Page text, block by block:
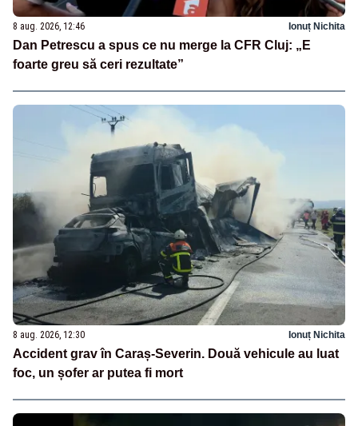
8 aug. 2026, 12:46 Ionuț Nichita
Dan Petrescu a spus ce nu merge la CFR Cluj: „E
foarte greu să ceri rezultate”
8 aug. 2026, 12:30 Ionuț Nichita
Accident grav în Caraș-Severin. Două vehicule au luat
foc, un șofer ar putea fi mort